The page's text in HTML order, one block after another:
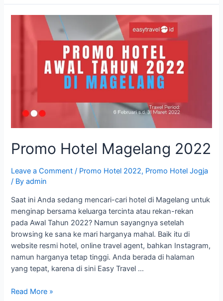
Promo Hotel Magelang 2022
Leave a Comment / Promo Hotel 2022, Promo Hotel Jogja
/ Byadmin
Saat ini Anda sedang mencari-cari hotel di Magelang untuk
menginap bersama keluarga tercinta atau rekan-rekan
pada Awal Tahun 2022? Namun sayangnya setelah
browsing ke sana ke mari harganya mahal. Baik itu di
website resmi hotel, online travel agent, bahkan Instagram,
namun harganya tetap tinggi. Anda berada di halaman
yang tepat, karena di sini Easy Travel …
Promo
Read More »